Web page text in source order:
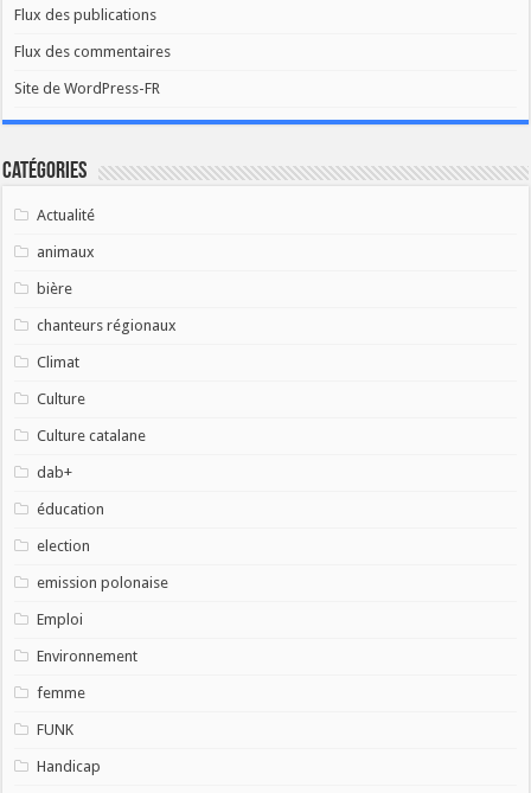
Flux des publications
Flux des commentaires
Site de WordPress-FR
Catégories
Actualité
animaux
bière
chanteurs régionaux
Climat
Culture
Culture catalane
dab+
éducation
election
emission polonaise
Emploi
Environnement
femme
FUNK
Handicap